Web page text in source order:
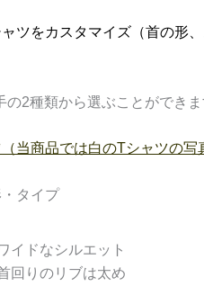
ツをカスタマイズ（首の形
2種類から選ぶことができま
当商品では白のTシャツの写
タイプ
イドなシルエット
回りのリブは太め